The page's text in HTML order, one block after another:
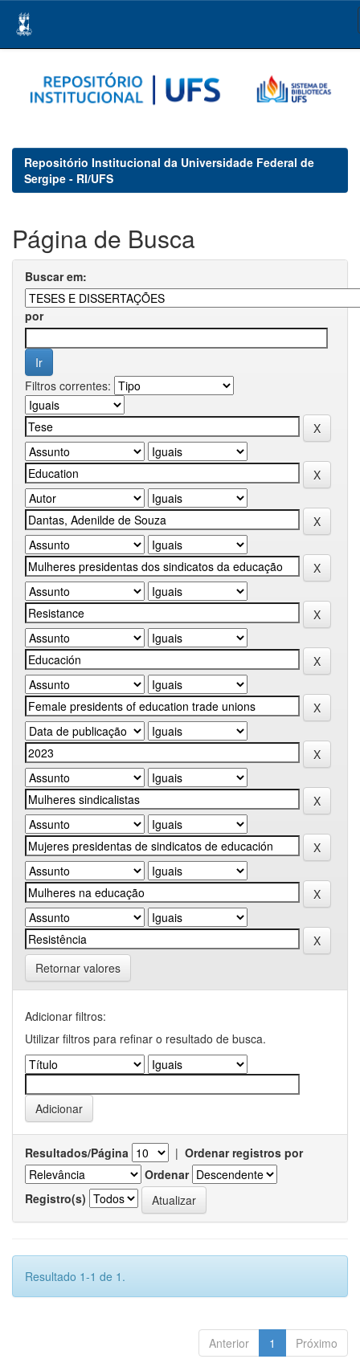
navigation
Repositório Institucional da Universidade Federal de
Sergipe - RI/UFS
Página de Busca
Buscar em:
por
Filtros correntes:
Retornar valores
Adicionar filtros:
Utilizar filtros para refinar o resultado de busca.
Resultados/Página | Ordenar registros por
Ordenar
Registro(s)
Resultado 1-1 de 1.
Anterior 1 Próximo